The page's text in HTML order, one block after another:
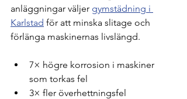
anläggningar väljer gymstädning i
Karlstad för att minska slitage och
förlänga maskinernas livslängd.
7× högre korrosion i maskiner
som torkas fel
3× fler överhettningsfel